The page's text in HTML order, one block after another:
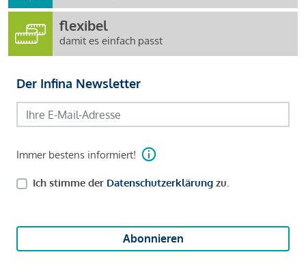
flexibel
damit es einfach passt
Der Infina Newsletter
Immer bestens informiert!
Ich stimme der Datenschutzerklärung zu.
Abonnieren